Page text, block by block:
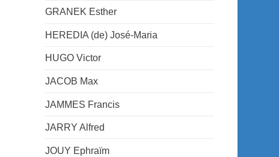
GRANEK Esther
HEREDIA (de) José-Maria
HUGO Victor
JACOB Max
JAMMES Francis
JARRY Alfred
JOUY Ephraïm